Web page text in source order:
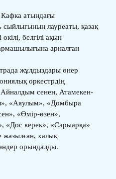
атындағы
лауреаты, қазақ
белгілі ақын
арналған
жұлдыздары өнер
оркестрдің
сенен, Атамекен-
«Аяулым», «Домбыра
«Өмір-өзен»,
«Дос керек», «Сарыарқа»
жазылған, халық
әндер орындалды.